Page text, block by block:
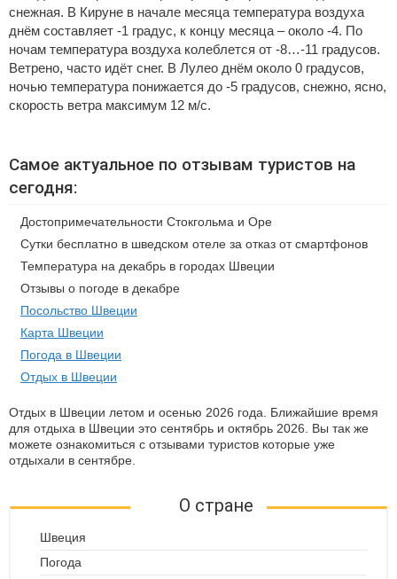
снежная. В Кируне в начале месяца температура воздуха
днём составляет -1 градус, к концу месяца – около -4. По
ночам температура воздуха колеблется от -8…-11 градусов.
Ветрено, часто идёт снег. В Лулео днём около 0 градусов,
ночью температура понижается до -5 градусов, снежно, ясно,
скорость ветра максимум 12 м/с.
Самое актуальное по отзывам туристов на
сегодня:
Достопримечательности Стокгольма и Оре
Сутки бесплатно в шведском отеле за отказ от смартфонов
Температура на декабрь в городах Швеции
Отзывы о погоде в декабре
Посольство Швеции
Карта Швеции
Погода в Швеции
Отдых в Швеции
Отдых в Швеции летом и осенью 2026 года. Ближайшие время
для отдыха в Швеции это сентябрь и октябрь 2026. Вы так же
можете ознакомиться с отзывами туристов которые уже
отдыхали в сентябре.
О стране
Швеция
Погода